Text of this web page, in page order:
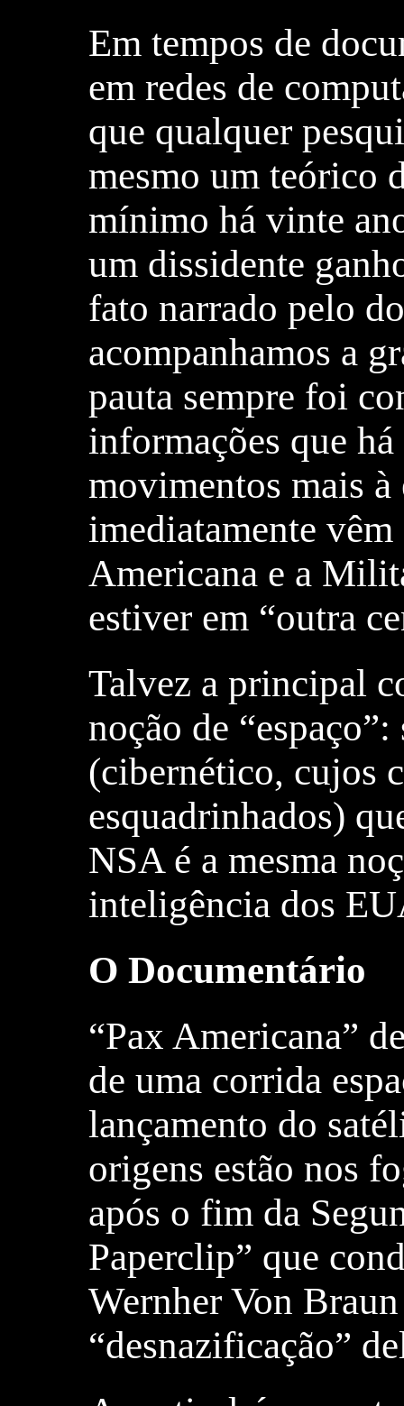
Em tempos de
em redes de
que qualquer
mesmo um teórico
mínimo há vinte
um dissidente
fato narrado pelo
acompanhamos a
pauta sempre foi
informações que
movimentos mais
imediatamente
Americana e a
estiver em “outra
Talvez a principal
noção de
(cibernético, cujos
esquadrinhados)
NSA é a mesma
inteligência dos
O Documentário
“Pax Americana”
de uma corrida
lançamento do
origens estão nos
após o fim da
Paperclip” que
Wernher Von
“desnazificação”